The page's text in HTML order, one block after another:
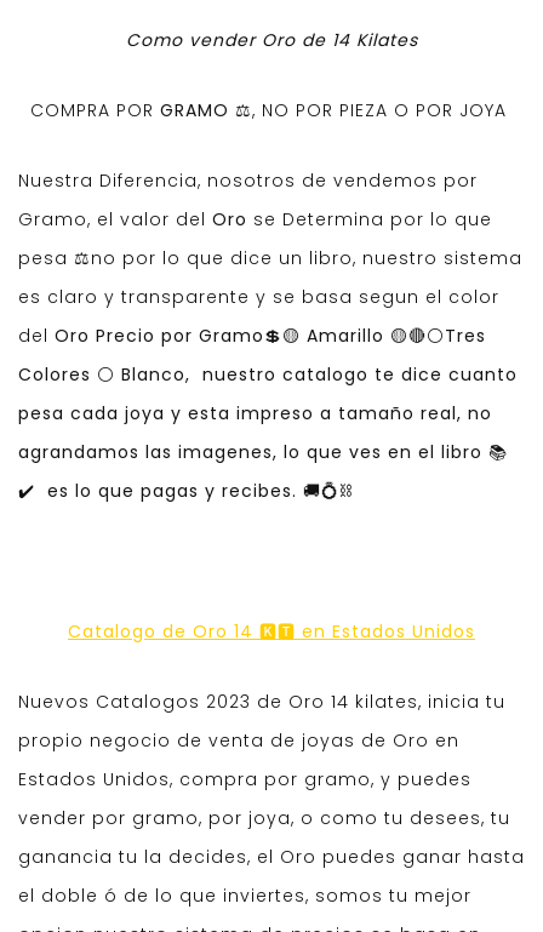
Como vender Oro de 14 Kilates
COMPRA POR GRAMO ⚖️, NO POR PIEZA O POR JOYA
Nuestra Diferencia, nosotros de vendemos por
Gramo, el valor del Oro se Determina por lo que
pesa ⚖️no por lo que dice un libro, nuestro sistema
es claro y transparente y se basa segun el color
del Oro Precio por Gramo💲🟡 Amarillo 🟡🔴⚪Tres
Colores ⚪ Blanco, nuestro catalogo te dice cuanto
pesa cada joya y esta impreso a tamaño real, no
agrandamos las imagenes, lo que ves en el libro 📚
✔️ es lo que pagas y recibes. 🚚💍⛓️
Catalogo de Oro 14 🅺🆃 en Estados Unidos
Nuevos Catalogos 2023 de Oro 14 kilates, inicia tu
propio negocio de venta de joyas de Oro en
Estados Unidos, compra por gramo, y puedes
vender por gramo, por joya, o como tu desees, tu
ganancia tu la decides, el Oro puedes ganar hasta
el doble ó de lo que inviertes, somos tu mejor